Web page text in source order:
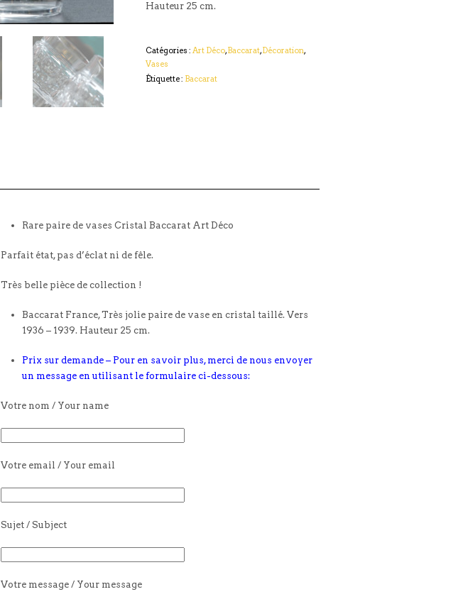
Hauteur 25 cm.
Catégories : Art Déco,Baccarat,Décoration,
Vases
Étiquette : Baccarat
Rare paire de vases Cristal Baccarat Art Déco
Parfait état, pas d’éclat ni de fêle.
Très belle pièce de collection !
Baccarat France, Très jolie paire de vase en cristal taillé. Vers
1936 – 1939. Hauteur 25 cm.
Prix sur demande – Pour en savoir plus, merci de nous envoyer
un message en utilisant le formulaire ci-dessous:
Votre nom / Your name
Votre email / Your email
Sujet / Subject
Votre message / Your message